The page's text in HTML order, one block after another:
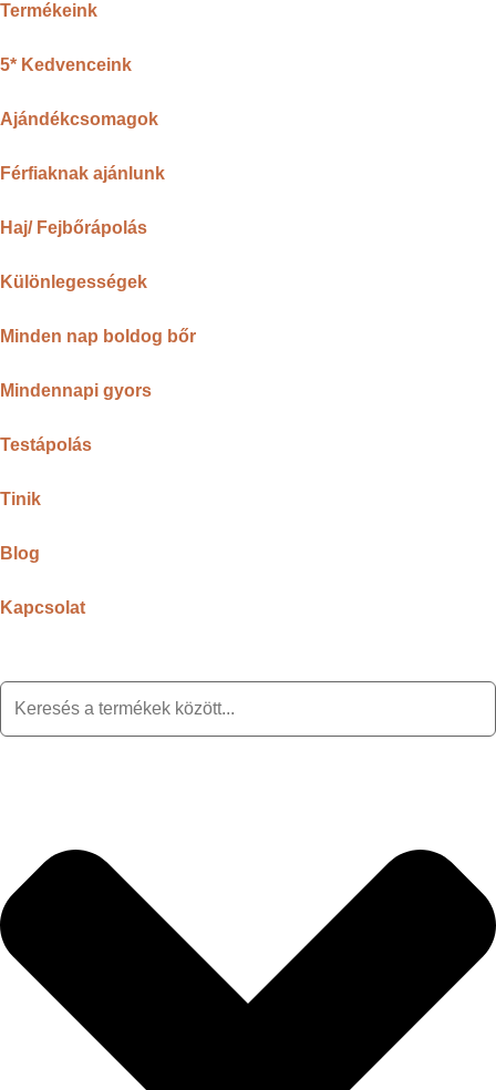
Termékeink
5* Kedvenceink
Ajándékcsomagok
Férfiaknak ajánlunk
Haj/ Fejbőrápolás
Különlegességek
Minden nap boldog bőr
Mindennapi gyors
Testápolás
Tinik
Blog
Kapcsolat